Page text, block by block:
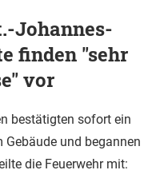
Johannes-
finden "sehr
vor
bestätigten sofort ein
und begannen
die Feuerwehr mit: